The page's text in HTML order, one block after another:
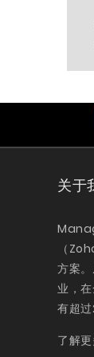
关于
（
方案
业，在
有超过
了解